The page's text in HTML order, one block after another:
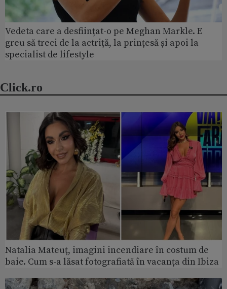
Vedeta care a desființat-o pe Meghan Markle. E
greu să treci de la actriță, la prințesă și apoi la
specialist de lifestyle
Click.ro
Natalia Mateuț, imagini incendiare în costum de
baie. Cum s-a lăsat fotografiată în vacanța din Ibiza